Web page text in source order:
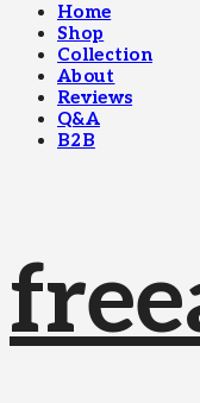
Home
Shop
Collection
About
Reviews
Q&A
B2B